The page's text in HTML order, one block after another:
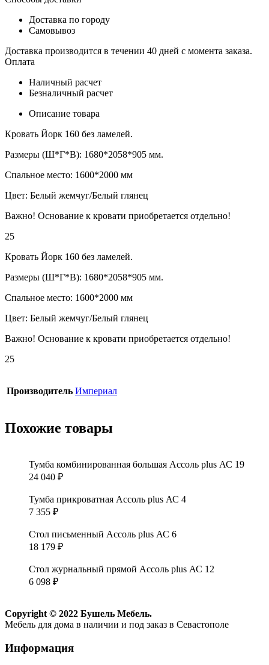
Доставка по городу
Самовывоз
Доставка производится в течении 40 дней с момента заказа.
Оплата
Наличный расчет
Безналичный расчет
Описание товара
Кровать Йорк 160 без ламелей.
Размеры (Ш*Г*В): 1680*2058*905 мм.
Спальное место: 1600*2000 мм
Цвет: Белый жемчуг/Белый глянец
Важно! Основание к кровати приобретается отдельно!
25
Кровать Йорк 160 без ламелей.
Размеры (Ш*Г*В): 1680*2058*905 мм.
Спальное место: 1600*2000 мм
Цвет: Белый жемчуг/Белый глянец
Важно! Основание к кровати приобретается отдельно!
25
Производитель Империал
Похожие товары
Тумба комбинированная большая Ассоль plus АС 19
24 040 ₽
Тумба прикроватная Ассоль plus АС 4
7 355 ₽
Стол письменный Ассоль plus АС 6
18 179 ₽
Стол журнальный прямой Ассоль plus АС 12
6 098 ₽
Copyright © 2022 Бушель Мебель.
Мебель для дома в наличии и под заказ в Севастополе
Информация